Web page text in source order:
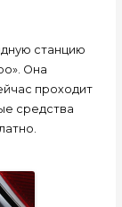
станцию
Она
проходит
средства